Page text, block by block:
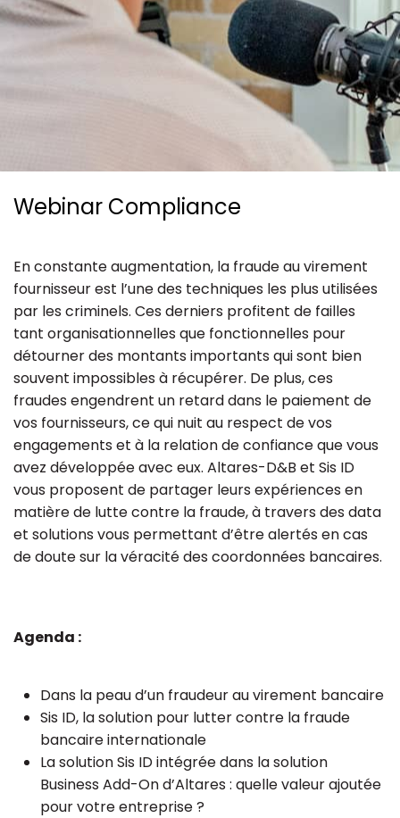
Ressources
Webinar Compliance
En constante augmentation, la fraude au virement
fournisseur est l’une des techniques les plus utilisées
par les criminels. Ces derniers profitent de failles
tant organisationnelles que fonctionnelles pour
détourner des montants importants qui sont bien
souvent impossibles à récupérer. De plus, ces
fraudes engendrent un retard dans le paiement de
vos fournisseurs, ce qui nuit au respect de vos
engagements et à la relation de confiance que vous
avez développée avec eux. Altares-D&B et Sis ID
vous proposent de partager leurs expériences en
matière de lutte contre la fraude, à travers des data
et solutions vous permettant d’être alertés en cas
de doute sur la véracité des coordonnées bancaires.
Agenda :
Dans la peau d’un fraudeur au virement bancaire
Sis ID, la solution pour lutter contre la fraude
bancaire internationale
La solution Sis ID intégrée dans la solution
Business Add-On d’Altares : quelle valeur ajoutée
pour votre entreprise ?